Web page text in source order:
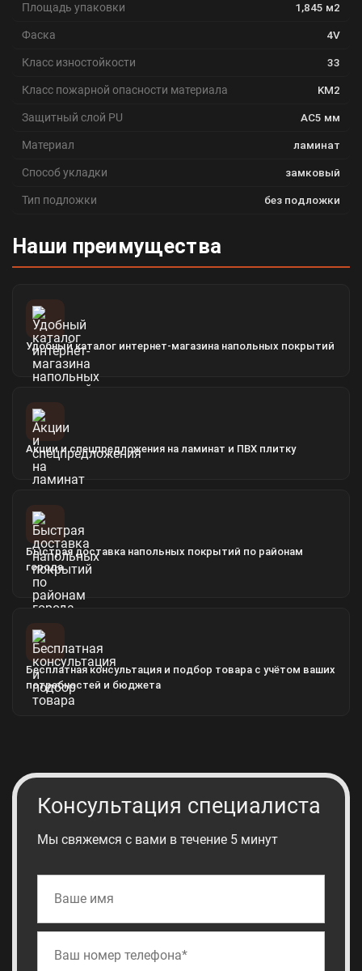
Площадь упаковки 1,845 м2
Фаска 4V
Класс изностойкости 33
Класс пожарной опасности материала KM2
Защитный слой PU AC5 мм
Материал ламинат
Способ укладки замковый
Тип подложки без подложки
Наши преимущества
Удобный каталог интернет-магазина напольных покрытий
Акции и спецпредложения на ламинат и ПВХ плитку
Быстрая доставка напольных покрытий по районам
города
Бесплатная консультация и подбор товара с учётом ваших
потребностей и бюджета
Консультация специалиста
Мы свяжемся с вами в течение 5 минут